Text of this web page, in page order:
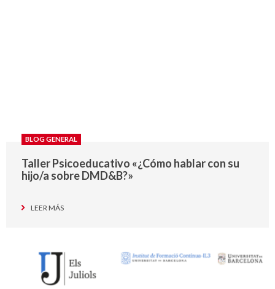
BLOG GENERAL
Taller Psicoeducativo «¿Cómo hablar con su
hijo/a sobre DMD&B?»
LEER MÁS